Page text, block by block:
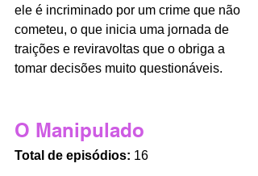
ele é incriminado por um crime que não
cometeu, o que inicia uma jornada de
traições e reviravoltas que o obriga a
tomar decisões muito questionáveis.
O Manipulado
Total de episódios: 16